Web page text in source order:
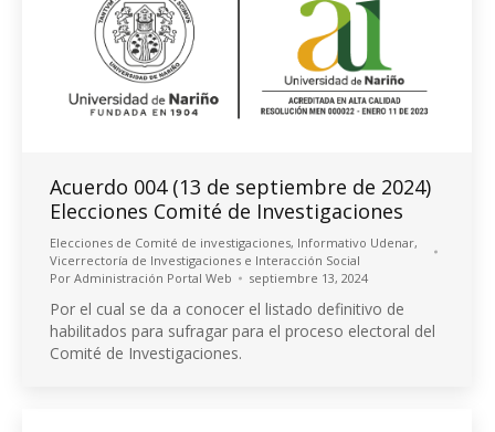
Acuerdo 004 (13 de septiembre de 2024)
Elecciones Comité de Investigaciones
Elecciones de Comité de investigaciones, Informativo Udenar,
Vicerrectoría de Investigaciones e Interacción Social
Por Administración Portal Web septiembre 13, 2024
Por el cual se da a conocer el listado definitivo de
habilitados para sufragar para el proceso electoral del
Comité de Investigaciones.